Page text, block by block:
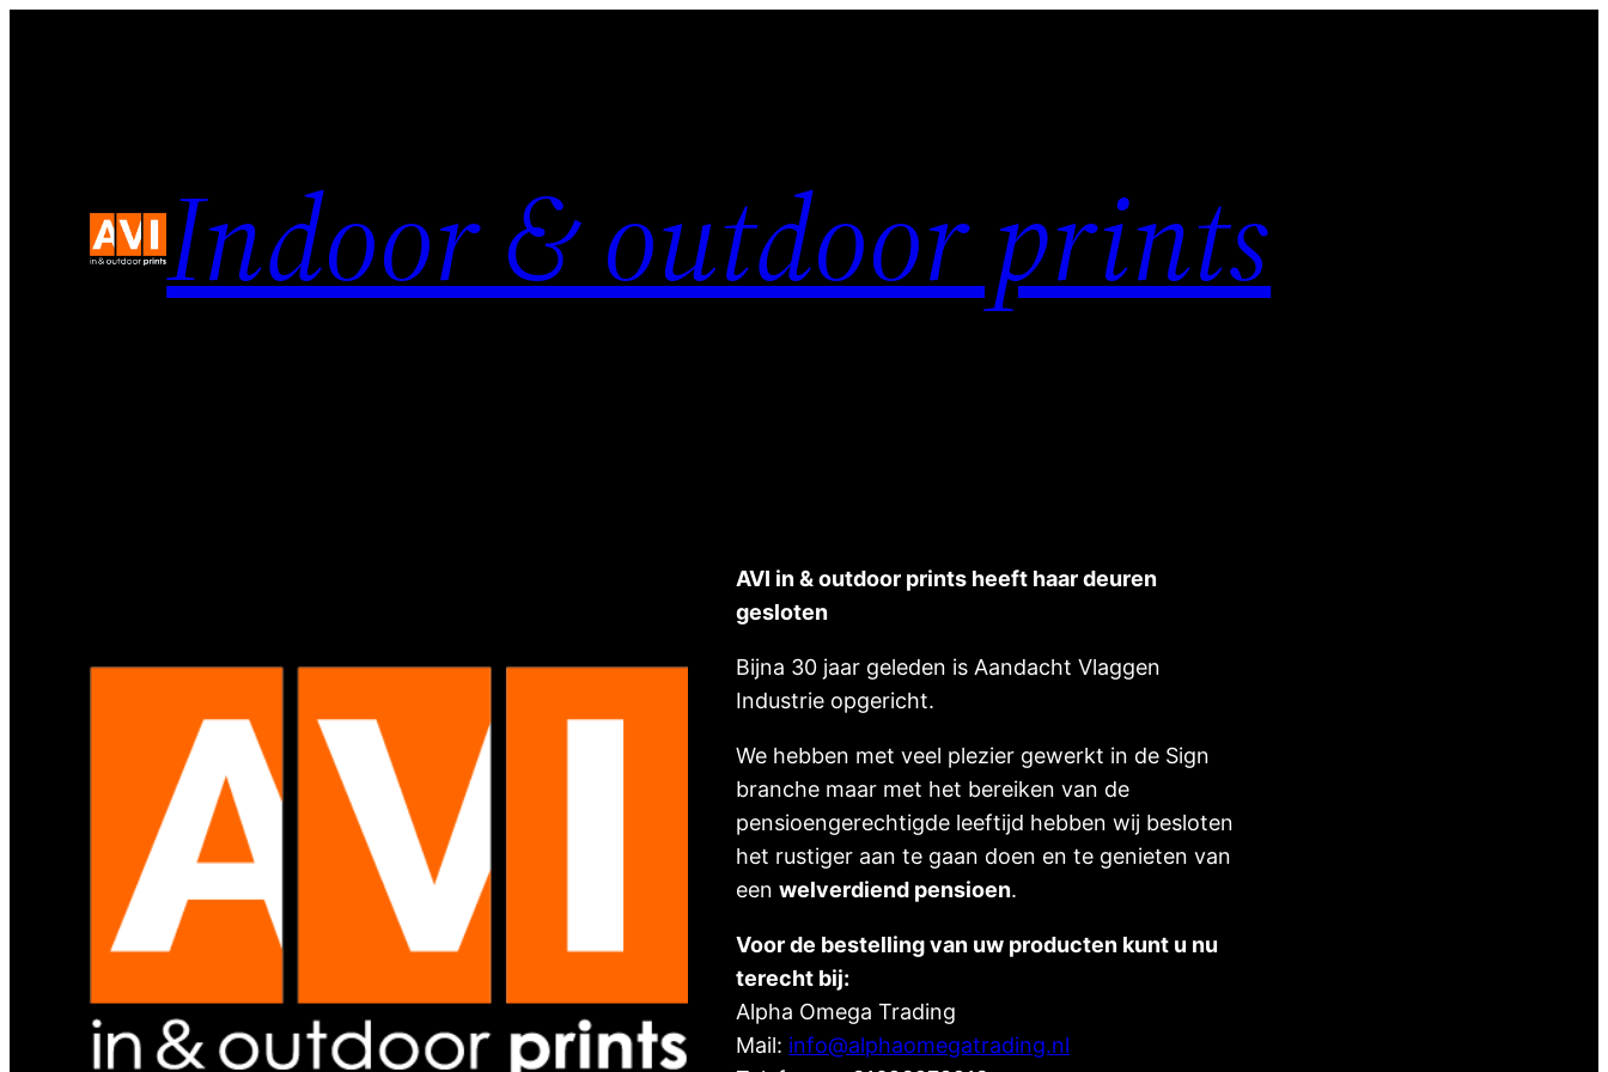
Indoor & outdoor prints
AVI in & outdoor prints heeft haar deuren
gesloten
Bijna 30 jaar geleden is Aandacht Vlaggen
Industrie opgericht.
We hebben met veel plezier gewerkt in de Sign
branche maar met het bereiken van de
pensioengerechtigde leeftijd hebben wij besloten
het rustiger aan te gaan doen en te genieten van
eenwelverdiend pensioen.
Voor de bestelling van uw producten kunt u nu
terecht bij:
Alpha Omega Trading
Mail: info@alphaomegatrading.nl